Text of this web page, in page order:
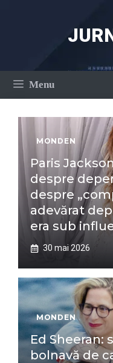
Menu
MONDEN
Paris
despre
despre
adevărat
era sub
30 mai 2026
MONDEN
Ed Sheeran:
bolnavă de